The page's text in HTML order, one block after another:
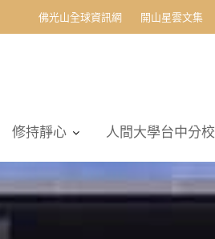
佛光山全球資訊網 開山星雲文集
修持靜心 人間大學台中分校